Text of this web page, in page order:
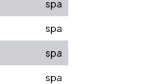
spa
spa
spa
spa